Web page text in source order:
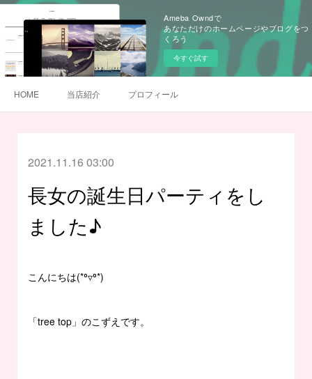
Ameba Owndで
あなただけのホームページやブログをつ
くろう
今すぐ試す
HOME 当店紹介 プロフィール
2021.11.16 03:00
長女の誕生日パーティをし
ました♪
こんにちは(*⁰▿⁰*)
「tree top」のこずえです。